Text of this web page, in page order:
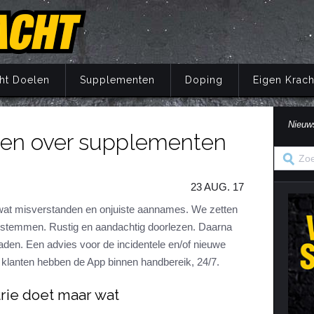
Trainingsprincipes
Krachtoefeningen Armen
Krachtoefeningen Borst
Krachtoefeningen Buik
Krachtoefeningen Rug
Belang van voeding
Eiwitten
Koolhydraten
Vetten
Vocht
Doelen
Principes
Supplementen
Herstel
Mentaal
Principes
Voeding
Supplementen
Herstel
Mentaal
Supplementen Doping
Wat is doping?
Nuchtere feiten over doping
Veel gestelde vragen
Eigen
Eigen Kracht
over supplementen
23 AUG. 17
misverstanden en onjuiste aannames. We zetten
Rustig en aandachtig doorlezen. Daarna
Een advies voor de incidentele en/of nieuwe
hebben de App binnen handbereik, 24/7.
doet maar wat